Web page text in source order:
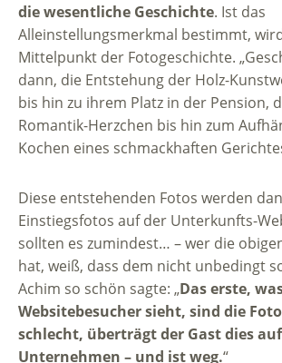
die wesentliche Geschichte. Ist das
Alleinstellungsmerkmal bestimmt,
Mittelpunkt der Fotogeschichte.
dann, die Entstehung der Holz-
bis hin zu ihrem Platz in der Pension,
Romantik-Herzchen bis hin zum
Kochen eines schmackhaften
Diese entstehenden Fotos werden
Einstiegsfotos auf der Unterkunfts-
sollten es zumindest… – wer die
hat, weiß, dass dem nicht unbedingt
Achim so schön sagte: „Das erste,
Websitebesucher sieht, sind die
schlecht, überträgt der Gast dies
Unternehmen – und ist weg.“